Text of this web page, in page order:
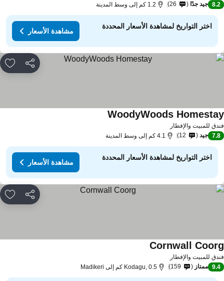
8.2 جيد جدًا 26 1.2 كم إلى وسط المدينة
اختر التواريخ لمشاهدة الأسعار المحددة
مشاهدة الأسعار
مشاركة
للمبيت والإفطار
WoodyWoods
7.8 جيد 12 4.1 كم إلى وسط المدينة
اختر التواريخ لمشاهدة الأسعار المحددة
مشاهدة الأسعار
مشاركة
للمبيت والإفطار
Cornwall
9.4 ممتاز 159 Kodagu, 0.5 كم إلى Madikeri